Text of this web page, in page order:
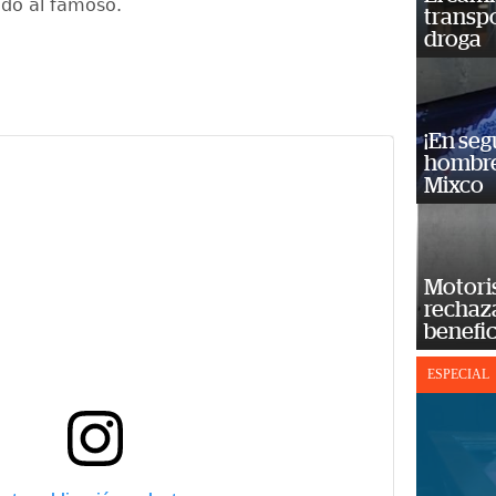
al famoso.
droga
¡En
Mixco
ESPECIAL